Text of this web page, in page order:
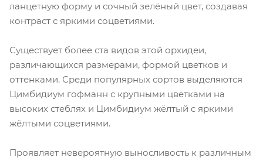
ланцетную форму и сочный зелёный цвет, создавая
контраст с яркими соцветиями.
Существует более ста видов этой орхидеи,
различающихся размерами, формой цветков и
оттенками. Среди популярных сортов выделяются
Цимбидиум гофманн с крупными цветками на
высоких стеблях и Цимбидиум жёлтый с яркими
жёлтыми соцветиями.
Проявляет невероятную выносливость к различным